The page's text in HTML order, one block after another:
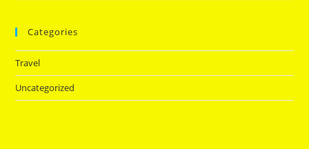
Categories
Travel
Uncategorized